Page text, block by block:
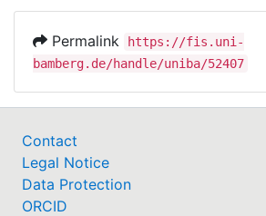
Permalink
https://fis.uni-
bamberg.de/handle/uniba/52407
Contact
Legal Notice
Data Protection
ORCID